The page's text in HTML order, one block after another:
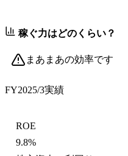
稼ぐ力はどのくらい？
まあまあの効率です
FY2025/3実績
ROE
9.8%